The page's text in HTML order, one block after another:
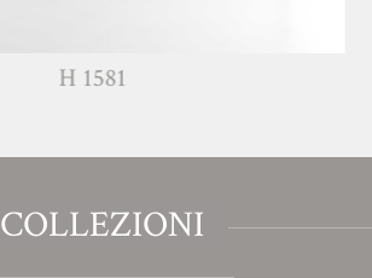
H 1581
COLLEZIONI